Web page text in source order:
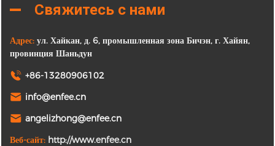
Свяжитесь с нами
Адрес:ул. Хайкан, д. 6, промышленная зона Бичэн, г. Хайян,
провинция Шаньдун
+86-13280906102
info@enfee.cn
angelizhong@enfee.cn
Веб-сайт: http://www.enfee.cn